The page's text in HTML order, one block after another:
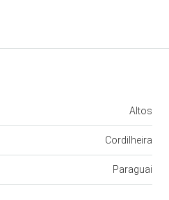
Altos
Cordilheira
Paraguai